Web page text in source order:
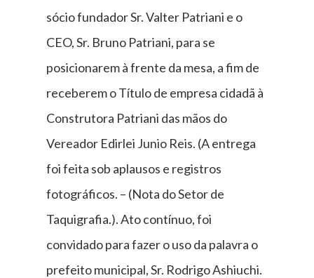
sócio fundador Sr. Valter Patriani e o
CEO, Sr. Bruno Patriani, para se
posicionarem à frente da mesa, a fim de
receberem o Título de empresa cidadã à
Construtora Patriani das mãos do
Vereador Edirlei Junio Reis. (A entrega
foi feita sob aplausos e registros
fotográficos. – (Nota do Setor de
Taquigrafia.). Ato contínuo, foi
convidado para fazer o uso da palavra o
prefeito municipal, Sr. Rodrigo Ashiuchi.